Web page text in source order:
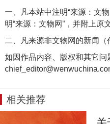
一、凡本站中注明“来源：文
明“来源：文物网”，并附上原
二、凡来源非文物网的新闻
如因作品内容、版权和其它
相关推荐